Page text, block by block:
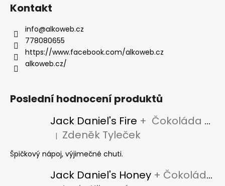
Kontakt
info@alkoweb.cz
778080655
https://www.facebook.com/alkoweb.cz
alkoweb.cz/
Poslední hodnocení produktů
Jack Daniel's Fire + Čokoláda Jack Daniel's
Hodnocení produktu je 5 z 5 hvězdiček.
| Zdeněk Tyleček
Špičkový nápoj, výjimečné chuti.
Jack Daniel's Honey + Čokoláda Jack Daniel's